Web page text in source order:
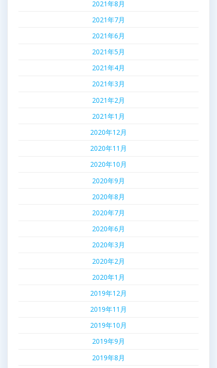
2021年8月
2021年7月
2021年6月
2021年5月
2021年4月
2021年3月
2021年2月
2021年1月
2020年12月
2020年11月
2020年10月
2020年9月
2020年8月
2020年7月
2020年6月
2020年3月
2020年2月
2020年1月
2019年12月
2019年11月
2019年10月
2019年9月
2019年8月